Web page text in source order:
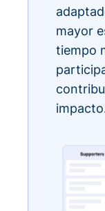
mayor
tiempo